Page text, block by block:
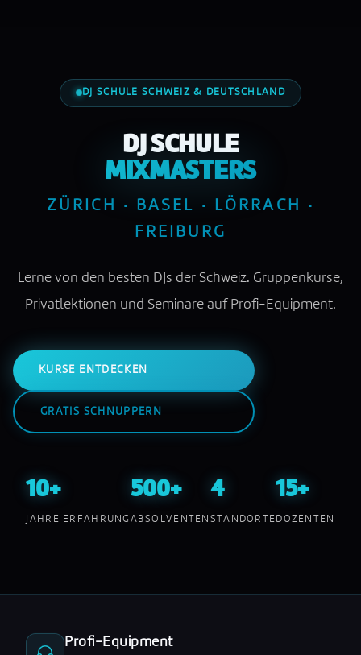
DJ SCHULE SCHWEIZ & DEUTSCHLAND
DJ SCHULE
MIXMASTERS
ZÜRICH · BASEL · LÖRRACH ·
FREIBURG
Lerne von den besten DJs der Schweiz. Gruppenkurse,
Privatlektionen und Seminare auf Profi-Equipment.
KURSE ENTDECKEN
GRATIS SCHNUPPERN
10+
JAHRE ERFAHRUNG
500+
ABSOLVENTEN
4
STANDORTE
15+
DOZENTEN
Profi-Equipment